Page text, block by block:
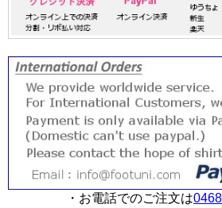
・お電話でのご注文は